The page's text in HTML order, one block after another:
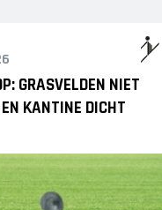
GRASVELDEN NIET
KANTINE DICHT